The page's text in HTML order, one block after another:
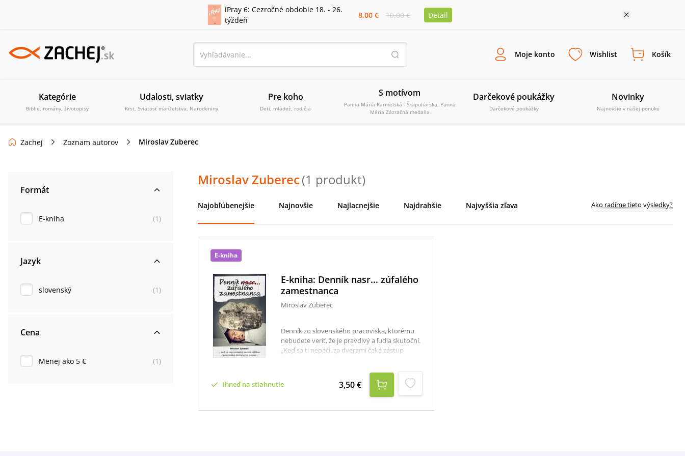
iPray 6: Cezročné obdobie 18. - 26.
týždeň
8,00 € 10,00 € Detail
Moje konto Wishlist Košík
Kategórie
Biblie, romány, životopisy
Udalosti, sviatky
Krst, Sviatosť manželstva, Narodeniny
Pre koho
Deti, mládež, rodičia
S motívom
Panna Mária Karmelská - Škapuliarska, Panna
Mária Zázračná medaila
Darčekové poukážky
Darčekové poukážky
Novinky
Najnovšie v našej ponuke
Zachej Zoznam autorov Miroslav Zuberec
Formát
E-kniha (1 )
Jazyk
slovenský (1 )
Cena
Menej ako 5 € (1 )
Miroslav Zuberec(1 produkt)
Najobľúbenejšie Najnovšie Najlacnejšie Najdrahšie Najvyššia zľava Ako radíme tieto výsledky?
E-kniha
E-kniha: Denník nasr... zúfalého
zamestnanca
Miroslav Zuberec
Denník zo slovenského pracoviska, ktorému
nebudete veriť, že je pravdivý a ľudia skutoční.
„Keď sa ti nepáči, za dverami čaká zástup
Hovorievajú direktívne riaditelia, pre ktorých je
tento spôsob vyjadrovania charakteristikou
samou o sebe. Pozrel som párkrát za tieto
dvere a nestál tam nikto..." uvádza autor tejto
neobyčajnej knihy v úvode. Denník nasr...
Ihneď na stiahnutie 3,50 €